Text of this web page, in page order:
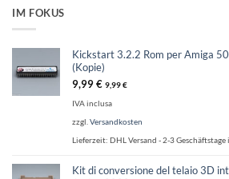
IM FOKUS
Kickstart 3.2.2 Rom per Amiga
(Kopie)
9,99€ 9,99€
IVA inclusa
zzgl. Versandkosten
Lieferzeit: DHL Versand - 2-3 Geschäftstage
Kit di conversione del telaio 3D